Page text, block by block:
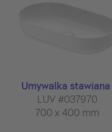
Umywalka stawiana
LUV #037970
700 x 400 mm